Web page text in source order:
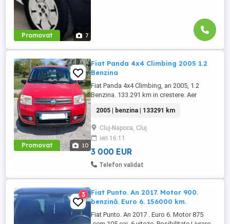
Promovat 7
Promovat 10
Fiat Panda 4x4 Climbing 2005 1.2
Benzina
Fiat Panda 4x4 Climbing, an 2005, 1.2
Benzina. 133.291 km in crestere. Aer
permanent. Detin masina din 2021 si de
atunci am investit urmatoarele in ea: -
schimbat alternator - schimbat coloana
volan electronica - inlocuit ambele sonde
lambda - inlocuit capete ...
2005 | benzina | 133291 km
Cluj-Napoca, Cluj
ieri 16:11
3 000 EUR
Telefon validat
3
Fiat Punto. An 2017. Motor 900.
benzină. Euro 6. 156000 km.
Fiat Punto. An 2017 . Euro 6. Motor 875